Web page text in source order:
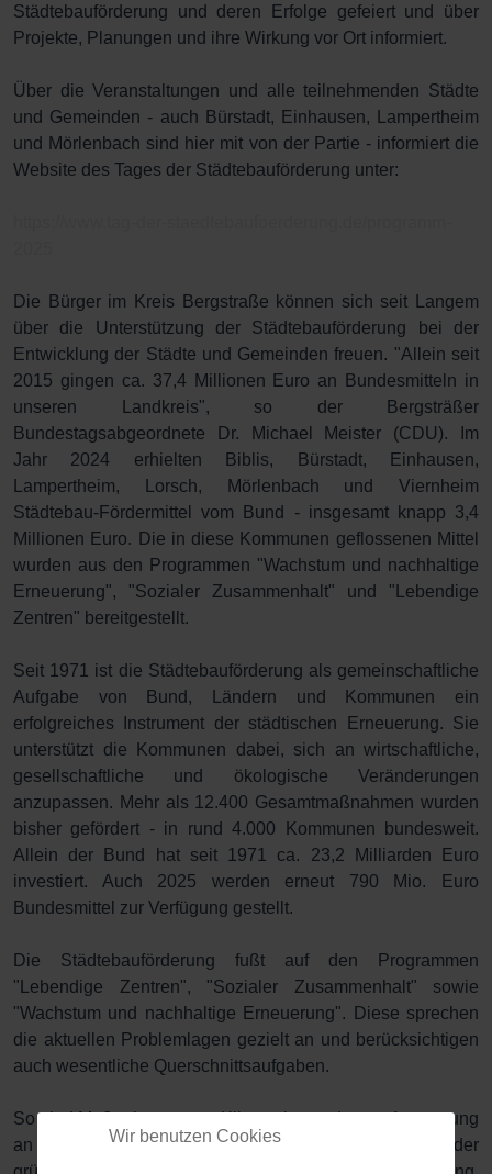
Städtebauförderung und deren Erfolge gefeiert und über
Projekte, Planungen und ihre Wirkung vor Ort informiert.
Über die Veranstaltungen und alle teilnehmenden Städte
und Gemeinden - auch Bürstadt, Einhausen, Lampertheim
und Mörlenbach sind hier mit von der Partie - informiert die
Website des Tages der Städtebauförderung unter:
Die Bürger im Kreis Bergstraße können sich seit Langem
über die Unterstützung der Städtebauförderung bei der
Entwicklung der Städte und Gemeinden freuen. "Allein seit
2015 gingen ca. 37,4 Millionen Euro an Bundesmitteln in
unseren Landkreis", so der Bergsträßer
Bundestagsabgeordnete Dr. Michael Meister (CDU). Im
Jahr 2024 erhielten Biblis, Bürstadt, Einhausen,
Lampertheim, Lorsch, Mörlenbach und Viernheim
Städtebau-Fördermittel vom Bund - insgesamt knapp 3,4
Millionen Euro. Die in diese Kommunen geflossenen Mittel
wurden aus den Programmen "Wachstum und nachhaltige
Erneuerung", "Sozialer Zusammenhalt" und "Lebendige
Zentren" bereitgestellt.
Seit 1971 ist die Städtebauförderung als gemeinschaftliche
Aufgabe von Bund, Ländern und Kommunen ein
erfolgreiches Instrument der städtischen Erneuerung. Sie
unterstützt die Kommunen dabei, sich an wirtschaftliche,
gesellschaftliche und ökologische Veränderungen
anzupassen. Mehr als 12.400 Gesamtmaßnahmen wurden
bisher gefördert - in rund 4.000 Kommunen bundesweit.
Allein der Bund hat seit 1971 ca. 23,2 Milliarden Euro
investiert. Auch 2025 werden erneut 790 Mio. Euro
Bundesmittel zur Verfügung gestellt.
Die Städtebauförderung fußt auf den Programmen
"Lebendige Zentren", "Sozialer Zusammenhalt" sowie
"Wachstum und nachhaltige Erneuerung". Diese sprechen
die aktuellen Problemlagen gezielt an und berücksichtigen
auch wesentliche Querschnittsaufgaben.
So sind Maßnahmen zum Klimaschutz oder zur Anpassung
an den Klimawandel, insbesondere zur Verbesserung der
Wir benutzen Cookies